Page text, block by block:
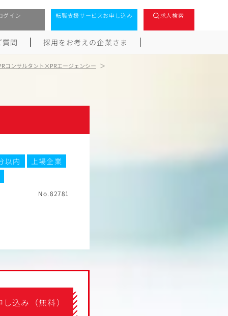
グイン 転職支援サービスお申し込み 求人検索
問 採用をお考えの企業さま
コンサルタント×PRエージェンシー
以内 上場企業
No.82781
込み（無料）